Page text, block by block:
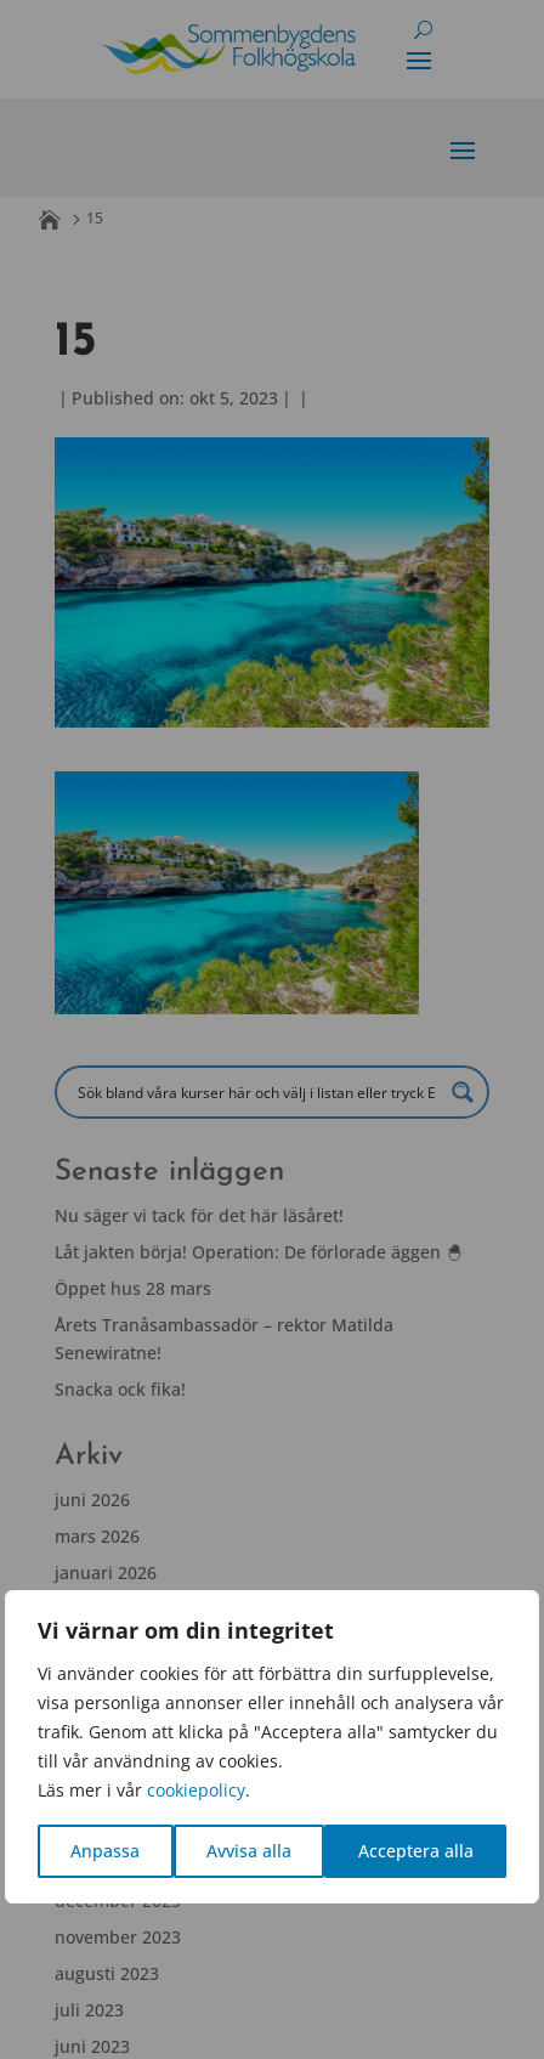
Vi värnar om din integritet
Vi använder cookies för att förbättra din surfupplevelse,
visa personliga annonser eller innehåll och analysera vår
trafik. Genom att klicka på "Acceptera alla" samtycker du
till vår användning av cookies.
Läs mer i vår cookiepolicy.
Anpassa Avvisa alla Acceptera alla
15
15
| Published on: okt 5, 2023 | |
Senaste inläggen
Nu säger vi tack för det här läsåret!
Låt jakten börja! Operation: De förlorade äggen 🐣
Öppet hus 28 mars
Årets Tranåsambassadör – rektor Matilda
Senewiratne!
Snacka ock fika!
Arkiv
juni 2026
mars 2026
januari 2026
september 2025
juni 2025
februari 2025
december 2024
juli 2024
april 2024
februari 2024
december 2023
november 2023
augusti 2023
juli 2023
juni 2023